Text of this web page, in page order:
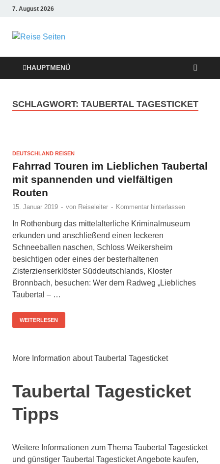
7. August 2026
Die besten
Reise-Webseiten
für Ihre perfekte
Reiseplanung
HAUPTMENÜ
SCHLAGWORT: TAUBERTAL TAGESTICKET
DEUTSCHLAND REISEN
Fahrrad Touren im Lieblichen Taubertal
mit spannenden und vielfältigen
Routen
15. Januar 2019 - von Reiseleiter - Kommentar hinterlassen
In Rothenburg das mittelalterliche Kriminalmuseum
erkunden und anschließend einen leckeren
Schneeballen naschen, Schloss Weikersheim
besichtigen oder eines der besterhaltenen
Zisterzienserklöster Süddeutschlands, Kloster
Bronnbach, besuchen: Wer dem Radweg „Liebliches
Taubertal – …
WEITERLESEN
More Information about Taubertal Tagesticket
Taubertal Tagesticket
Tipps
Weitere Informationen zum Thema Taubertal Tagesticket
und günstiger Taubertal Tagesticket Angebote kaufen,